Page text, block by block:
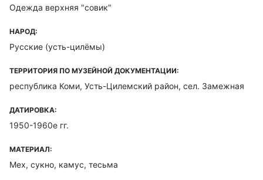
Одежда верхняя "совик"
НАРОД:
Русские (усть-цилёмы)
ТЕРРИТОРИЯ ПО МУЗЕЙНОЙ ДОКУМЕНТАЦИИ:
республика Коми, Усть-Цилемский район, сел. Замежная
ДАТИРОВКА:
1950-1960е гг.
МАТЕРИАЛ:
Мех, сукно, камус, тесьма